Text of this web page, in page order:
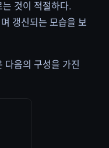
는 것이 적절하다.
갱신되는 모습을 보
음의 구성을 가진